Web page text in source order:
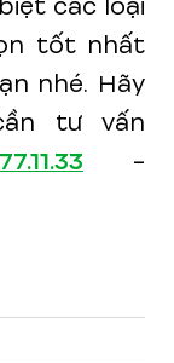
tốt nhất
nhé. Hãy
tư vấn
-